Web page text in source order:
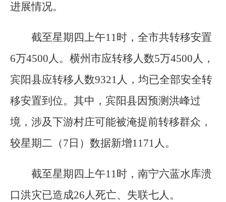
进展情况。
截至星期四上午11时，全市共转移安置
6万4500人。横州市应转移人数5万4500人，
宾阳县应转移人数9321人，均已全部安全转
移安置到位。其中，宾阳县因预测洪峰过
境，涉及下游村庄可能被淹提前转移群众，
较星期二（7日）数据新增1171人。
截至星期四上午11时，南宁六蓝水库溃
口洪灾已造成26人死亡、失联七人。